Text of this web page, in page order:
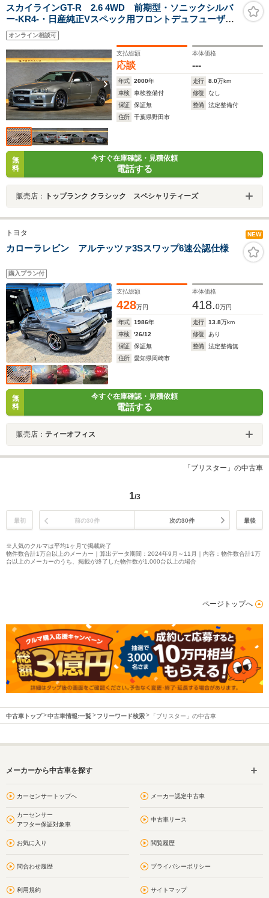
スカイラインGT-R 2.6 4WD 前期型・ソニックシルバ
ー-KR4-・日産純正Vスペック用フロントデュフューザ
ー・アドバン18インチAW ・BLITZ 車高調・HKSスー
パーターボマフラー・ニスモサイドステップ・リアアン
ダースポイラー
オンライン相談可
支払総額
応談
本体価格
---
年式 2000年 走行 8.0万km
車検
車検整備付 修復
なし
保証
保証無 整備
法定整備付
住所
千葉県野田市
無
料
今すぐ在庫確認・見積依頼
電話する
販売店： トップランク クラシック スペシャリティーズ
トヨタ NEW
カローラレビン アルテッツァ3Sスワップ6速公認仕様
購入プラン付
支払総額
428万円
本体価格
418.0万円
年式 1986年 走行 13.8万km
車検
'26/12 修復
あり
保証
保証無 整備
法定整備無
住所
愛知県岡崎市
無
料
今すぐ在庫確認・見積依頼
電話する
販売店： ティーオフィス
「ブリスター」の中古車
1/3
最初 前の30件 次の30件 最後
※人気のクルマは平均1ヶ月で掲載終了
物件数合計1万台以上のメーカー｜算出データ期間：2024年9月～11月｜内容：物件数合計1万
台以上のメーカーのうち、掲載が終了した物件数が1,000台以上の場合
ページトップへ
中古車トップ 中古車情報:一覧 フリーワード検索 「ブリスター」の中古車
メーカーから中古車を探す
カーセンサートップへ メーカー認定中古車
カーセンサー
アフター保証対象車
中古車リース
お気に入り 閲覧履歴
問合わせ履歴 プライバシーポリシー
利用規約 サイトマップ